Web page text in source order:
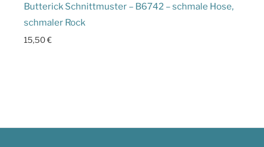
Butterick Schnittmuster – B6742 – schmale Hose,
schmaler Rock
15,50€